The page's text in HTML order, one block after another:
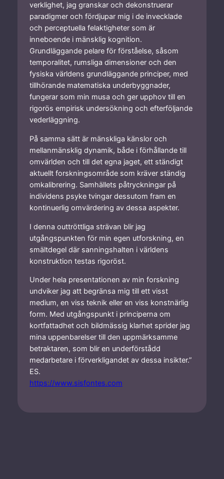
verklighet, jag granskar och dekonstruerar
paradigmer och fördjupar mig i de invecklade
och perceptuella felaktigheter som är
inneboende i mänsklig kognition.
Grundläggande pelare för förståelse, såsom
temporalitet, rumsliga dimensioner och den
fysiska världens grundläggande principer, med
tillhörande matematiska underbyggnader,
fungerar som min musa och ger upphov till en
rigorös empirisk undersökning och efterföljande
vederläggning.
På samma sätt är mänskliga känslor och
mellanmänsklig dynamik, både i förhållande till
omvärlden och till det egna jaget, ett ständigt
aktuellt forskningsområde som kräver ständig
omkalibrering. Samhällets påtryckningar på
individens psyke tvingar dessutom fram en
kontinuerlig omvärdering av dessa aspekter.
I denna outtröttliga strävan blir jag
utgångspunkten för min egen utforskning, en
smältdegel där sanningshalten i världens
konstruktion testas rigoröst.
Under hela presentationen av min forskning
undviker jag att begränsa mig till ett visst
medium, en viss teknik eller en viss konstnärlig
form. Med utgångspunkt i principerna om
kortfattadhet och bildmässig klarhet sprider jag
mina uppenbarelser till den uppmärksamme
betraktaren, som blir en underförstådd
medarbetare i förverkligandet av dessa insikter.”
ES.
https://www.sisfontes.com